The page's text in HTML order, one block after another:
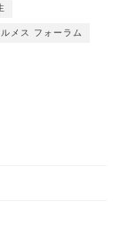
メス フォーラム